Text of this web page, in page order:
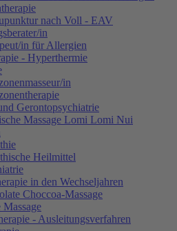
nach Voll - EAV
in
in für Allergien
- Hyperthermie
in
Gerontopsychiatrie
Massage Lomi Lomi Nui
Heilmittel
in den Wechseljahren
Choccoa-Massage
- Ausleitungsverfahren